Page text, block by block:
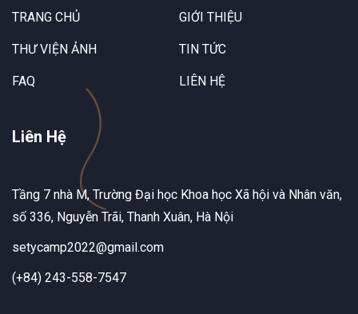
TRANG CHỦ GIỚI THIỆU
THƯ VIỆN ẢNH TIN TỨC
FAQ LIÊN HỆ
Liên Hệ
Tầng 7 nhà M, Trường Đại học Khoa học Xã hội và Nhân văn,
số 336, Nguyễn Trãi, Thanh Xuân, Hà Nội
setycamp2022@gmail.com
(+84) 243-558-7547